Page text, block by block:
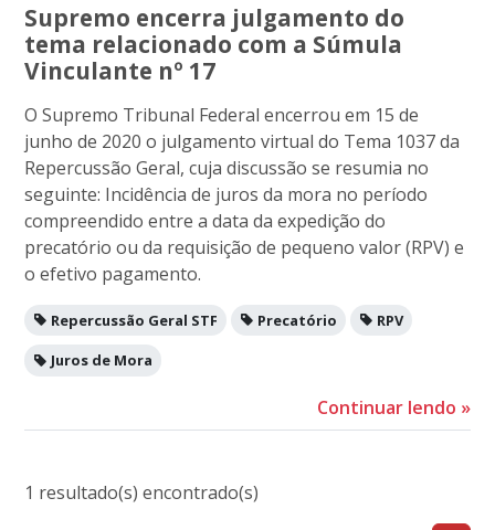
Supremo encerra julgamento do
tema relacionado com a Súmula
Vinculante nº 17
O Supremo Tribunal Federal encerrou em 15 de
junho de 2020 o julgamento virtual do Tema 1037 da
Repercussão Geral, cuja discussão se resumia no
seguinte: Incidência de juros da mora no período
compreendido entre a data da expedição do
precatório ou da requisição de pequeno valor (RPV) e
o efetivo pagamento.
Repercussão Geral STF Precatório RPV
Juros de Mora
Continuar lendo »
1 resultado(s) encontrado(s)